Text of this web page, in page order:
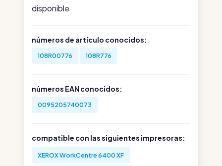
disponible
números de artículo conocidos:
108R00776 108R776
números EAN conocidos:
0095205740073
compatible con las siguientes impresoras:
XEROX WorkCentre 6400 XF